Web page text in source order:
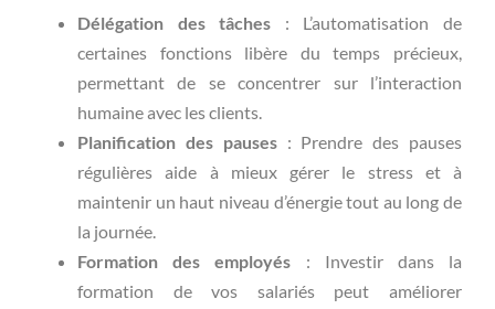
Délégation des tâches : L’automatisation de
certaines fonctions libère du temps précieux,
permettant de se concentrer sur l’interaction
humaine avec les clients.
Planification des pauses: Prendre des pauses
régulières aide à mieux gérer le stress et à
maintenir un haut niveau d’énergie tout au long de
la journée.
Formation des employés : Investir dans la
formation de vos salariés peut améliorer